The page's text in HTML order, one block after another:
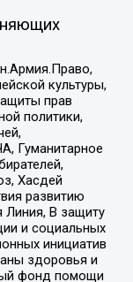
культуры,
прав
политики,
Гуманитарное
Хасдей
развитию
Линия, В защиту
и социальных
инициатив
здоровья и
фонд помощи